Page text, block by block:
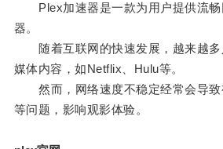
Plex加速器是一款为用户提供流畅
器。
随着互联网的快速发展，越来越多
媒体内容，如Netflix、Hulu等。
然而，网络速度不稳定经常会导致
等问题，影响观影体验。